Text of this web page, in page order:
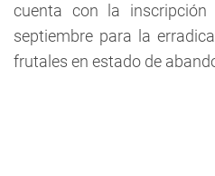
cuenta con la
septiembre para la
frutales en estado de